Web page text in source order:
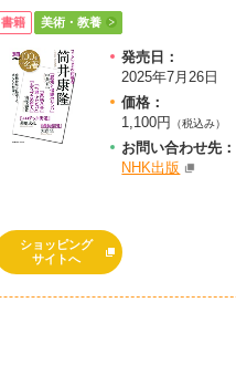
書籍 美術・教養
発売日：
2025年7月26日
価格：
1,100円
（税込み）
お問い合わせ先：
NHK出版
ショッピング
サイトへ